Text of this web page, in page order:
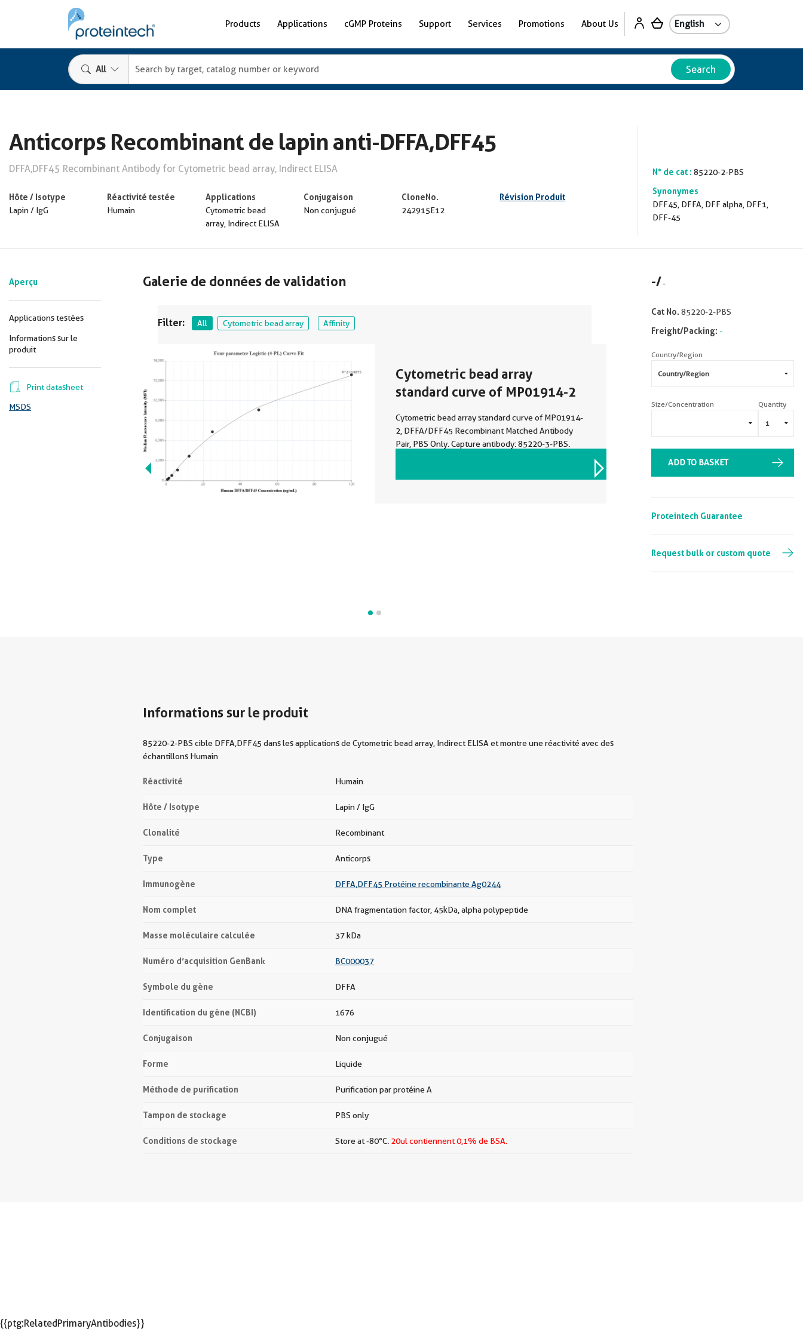
Products Applications cGMP Proteins Support Services Promotions About Us
All Search
Anticorps Recombinant de lapin anti-DFFA,DFF45
DFFA,DFF45 Recombinant Antibody for Cytometric bead array, Indirect ELISA
Hôte / Isotype
Lapin / IgG
Réactivité testée
Humain
Applications
Cytometric bead
array, Indirect ELISA
Conjugaison
Non conjugué
CloneNo.
242915E12
Révision Produit
N° de cat : 85220-2-PBS
Synonymes
DFF45, DFFA, DFF alpha, DFF1,
DFF-45
Aperçu
Applications testées
Informations sur le
produit
Print datasheet
MSDS
Galerie de données de validation
Filter: All Cytometric bead array Affinity
Cytometric bead array
standard curve of MP01914-2
Cytometric bead array standard curve of MP01914-
2, DFFA/DFF45 Recombinant Matched Antibody
Pair, PBS Only. Capture antibody: 85220-3-PBS.
VIEW ALL IMAGES (2)
-/-
Cat No. 85220-2-PBS
Freight/Packing: -
Country/Region
Size/Concentration Quantity
ADD TO BASKET
Proteintech Guarantee
Request bulk or custom quote
Informations sur le produit
85220-2-PBS cible DFFA,DFF45 dans les applications de Cytometric bead array, Indirect ELISA et montre une réactivité avec des
échantillons Humain
Réactivité Humain
Hôte / Isotype Lapin / IgG
Clonalité Recombinant
Type Anticorps
Immunogène DFFA,DFF45 Protéine recombinante Ag0244
Nom complet DNA fragmentation factor, 45kDa, alpha polypeptide
Masse moléculaire calculée 37 kDa
Numéro d’acquisition GenBank BC000037
Symbole du gène DFFA
Identification du gène (NCBI) 1676
Conjugaison Non conjugué
Forme Liquide
Méthode de purification Purification par protéine A
Tampon de stockage PBS only
Conditions de stockage Store at -80°C. 20ul contiennent 0,1% de BSA.
{{ptg:RelatedPrimaryAntibodies}}